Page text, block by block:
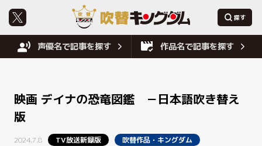
声優名で記事を探す 作品名で記事を探す
映画 デイナの恐竜図鑑 －日本語吹き替え
版
2024.7.8 TV放送新録版 吹替作品・キングダム